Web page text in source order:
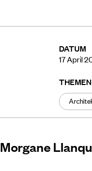
DATUM
17 April
THEMEN
Morgane